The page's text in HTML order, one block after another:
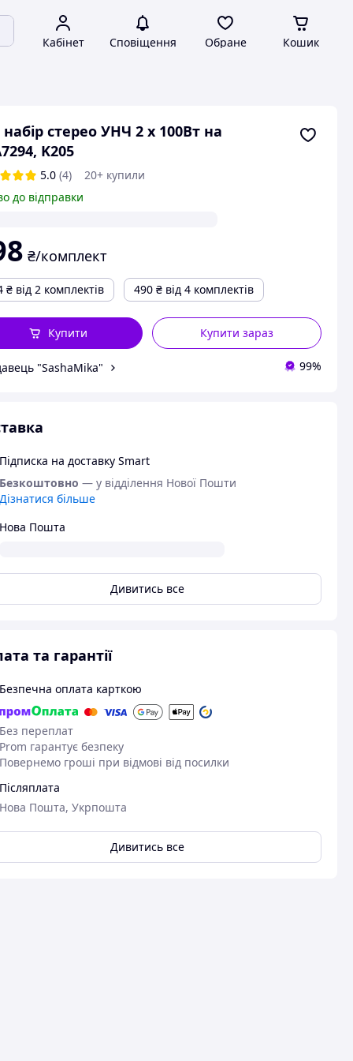
Кабінет Сповіщення Обране Кошик
набір стерео УНЧ 2 х 100Вт на
K205
5.0 (4)
20+ купили
до відправки
₴/комплект
₴ від 2 комплектів 490 ₴ від 4 комплектів
Купити зараз
Купити
"SashaMika" 99%
на доставку Smart
— у відділення Нової Пошти
більше
Пошта
Дивитись все
та гарантії
оплата карткою
переплат
гарантує безпеку
гроші при відмові від посилки
Пошта, Укрпошта
Дивитись все